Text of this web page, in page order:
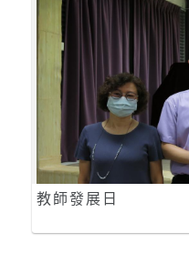
教師發展日